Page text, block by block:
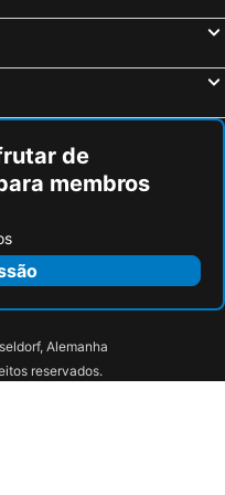
bed and breakfasts
de
membros
Alemanha
reservados.